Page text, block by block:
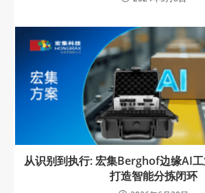
从识别到执行: 宏集Berghof边缘AI
打造智能分拣闭环